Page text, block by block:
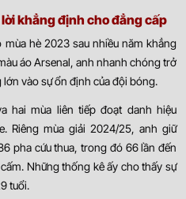
khẳng định cho đẳng cấp
mùa hè 2023 sau nhiều năm khẳng
áo Arsenal, anh nhanh chóng trở
vào sự ổn định của đội bóng.
hai mùa liên tiếp đoạt danh hiệu
Riêng mùa giải 2024/25, anh giữ
pha cứu thua, trong đó 66 lần đến
Những thống kê ấy cho thấy sự
tuổi.